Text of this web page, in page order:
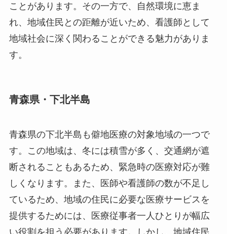
ことがあります。その一方で、自然環境に恵ま
れ、地域住民との距離が近いため、看護師として
地域社会に深く関わることができる魅力がありま
す。
青森県・下北半島
青森県の下北半島も僻地医療の対象地域の一つで
す。この地域は、冬には積雪が多く、交通網が遮
断されることもあるため、緊急時の医療対応が難
しくなります。また、医師や看護師の数が不足し
ているため、地域の住民に必要な医療サービスを
提供するためには、医療従事者一人ひとりが幅広